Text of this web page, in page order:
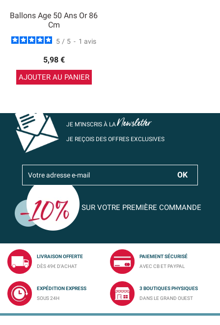
Ballons Age 50 Ans Or 86
Cm
5 / 5 - 1 avis
5,98 €
AJOUTER AU PANIER
JE M’INSCRIS À LANewsletter
JE REÇOIS DES OFFRES EXCLUSIVES
SUR VOTRE PREMIÈRE COMMANDE
LIVRAISON OFFERTE
DÈS 49€ D'ACHAT
PAIEMENT SÉCURISÉ
AVEC CB ET PAYPAL
EXPÉDITION EXPRESS
SOUS 24H
3 BOUTIQUES PHYSIQUES
DANS LE GRAND OUEST